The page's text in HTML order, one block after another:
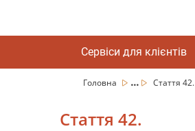
Сервіси для клієнтів
Головна ... Стаття 42.
Стаття 42.